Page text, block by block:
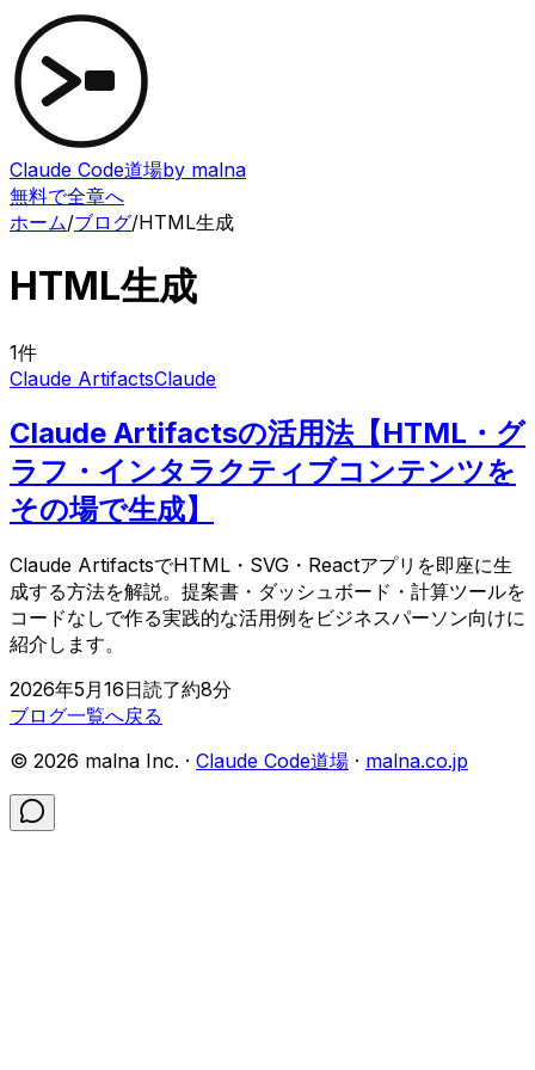
Claude Code道場by malna
無料で全章へ
ホーム/ブログ/HTML生成
HTML生成
1件
Claude ArtifactsClaude
Claude Artifactsの活用法【HTML・グ
ラフ・インタラクティブコンテンツを
その場で生成】
Claude ArtifactsでHTML・SVG・Reactアプリを即座に生
成する方法を解説。提案書・ダッシュボード・計算ツールを
コードなしで作る実践的な活用例をビジネスパーソン向けに
紹介します。
2026年5月16日読了約8分
ブログ一覧へ戻る
© 2026 malna Inc. · Claude Code道場 · malna.co.jp